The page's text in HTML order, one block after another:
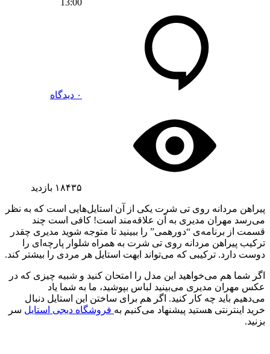
۰ دیدگاه
۱۸۴۳۵ بازدید
پیراهن مردانه روی تی شرت یکی از آن استایل‌هایی است که به نظر
می‌رسد مهران مدیری به آن علاقه‌مند است! کافی است چند
قسمت از برنامه‌ی “دورهمی” را ببینید تا متوجه شوید مدیری چقدر
ترکیب پیراهن مردانه روی تی شرت به همراه شلوار پارچه‌ای را
دوست دارد. ترکیبی که می‌تواند ابهت استایل هر مردی را بیشتر کند.
اگر شما هم می‌خواهید این مدل را امتحان کنید و شبیه چیزی که در
عکس مهران مدیری می‌بینید لباس بپوشید، ما به شما یاد
می‌دهیم باید چه کار کنید. اگر هم برای ساختن این استایل دنبال
خرید اینترنتی هستید پیشنهاد می‌کنیم به فروشگاه دیجی استایل سر
بزنید.